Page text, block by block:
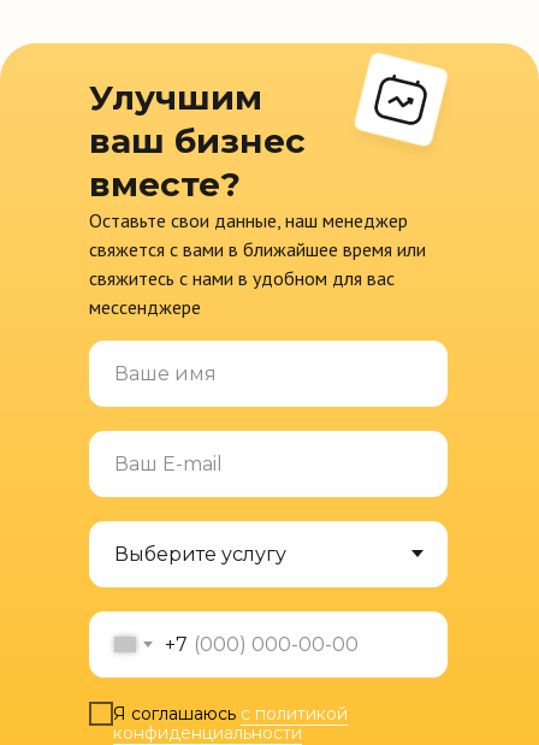
+7
Я соглашаюсь с политикой
конфиденциальности
Улучшим
ваш бизнес
вместе?
Оставьте свои данные, наш менеджер
свяжется с вами в ближайшее время или
свяжитесь с нами в удобном для вас
мессенджере
Согласие на обработку файлов cookie
информационной и рекламной
Договор оферты
Согласие на обработку персональных
Документы